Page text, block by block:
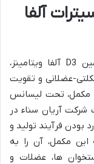
آلفا
قرص کلسیم سیترات منیزیم زینک و ویتامین D3 آلفا ویتامینز،
عضلانی و تقویت
مکمل، تحت لیسانس
شرکت آریان سناء در
بودن فرآیند تولید و
مکمل، آن را به
ها، عضلات و